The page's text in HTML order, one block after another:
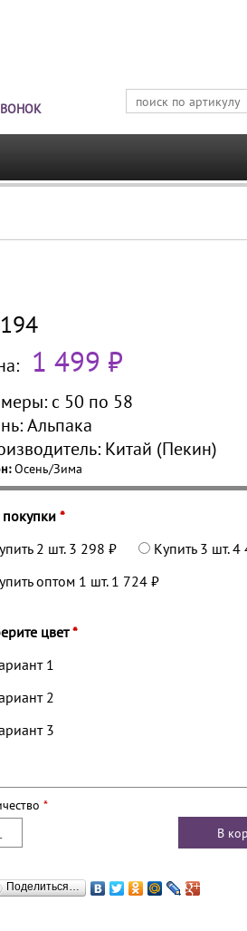
1 499 ₽
с 50 по 58
Альпака
Китай (Пекин)
Осень/Зима
*
2 шт. 3 298 ₽ Купить 3 шт. 4
оптом 1 шт. 1 724 ₽
цвет*
1
2
3
*
Поделиться…